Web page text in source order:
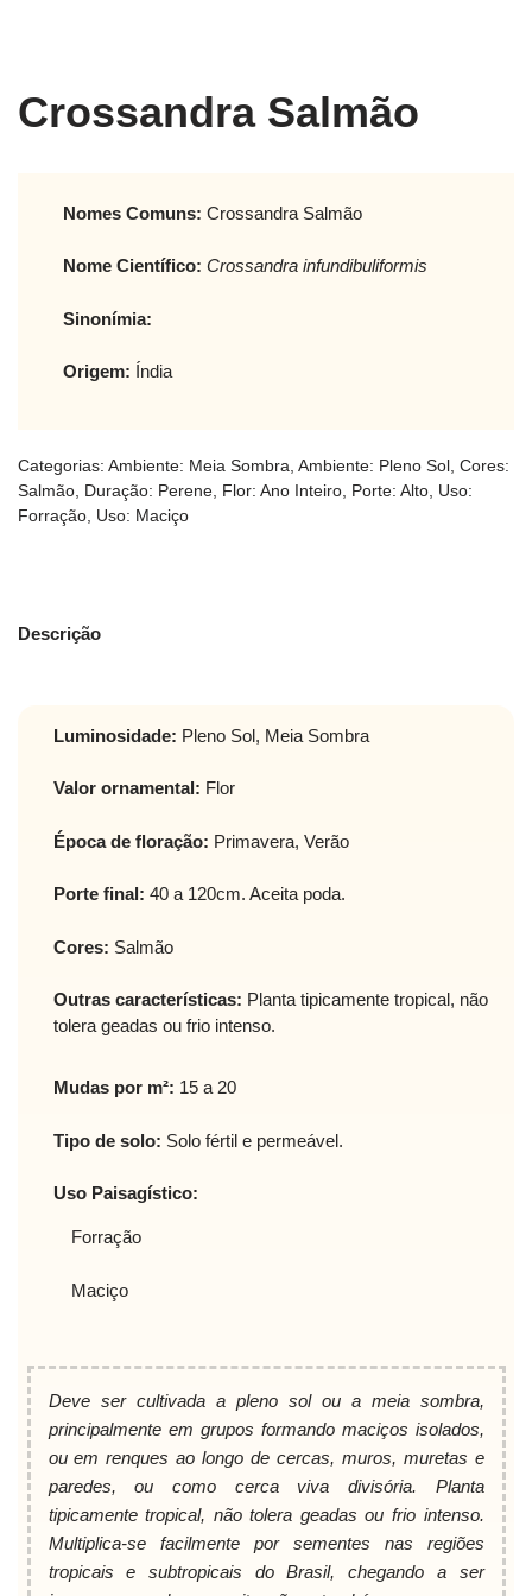
Crossandra Salmão
Nomes Comuns: Crossandra Salmão
Nome Científico: Crossandra infundibuliformis
Sinonímia:
Origem: Índia
Categorias: Ambiente: Meia Sombra Ambiente: Pleno Sol Cores:
Salmão Duração: Perene Flor: Ano Inteiro Porte: Alto Uso:
Forração Uso: Maciço
Descrição
Luminosidade: Pleno Sol, Meia Sombra
Valor ornamental: Flor
Época de floração: Primavera, Verão
Porte final: 40 a 120cm. Aceita poda.
Cores: Salmão
Outras características: Planta tipicamente tropical, não
tolera geadas ou frio intenso.
Mudas por m²: 15 a 20
Tipo de solo: Solo fértil e permeável.
Uso Paisagístico:
Forração
Maciço
Deve ser cultivada a pleno sol ou a meia sombra,
principalmente em grupos formando maciços isolados,
ou em renques ao longo de cercas, muros, muretas e
paredes, ou como cerca viva divisória. Planta
tipicamente tropical, não tolera geadas ou frio intenso.
Multiplica-se facilmente por sementes nas regiões
tropicais e subtropicais do Brasil, chegando a ser